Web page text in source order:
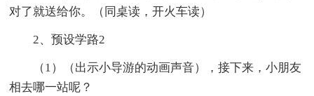
对了就送给你。（同桌读，开火车读）
2、预设学路2
（1）（出示小导游的动画声音），接下来，小朋友
相去哪一站呢？